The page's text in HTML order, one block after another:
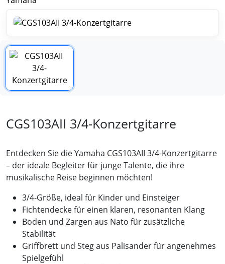
CGS103AII 3/4-Konzertgitarre
Entdecken Sie die Yamaha CGS103AII 3/4-Konzertgitarre
– der ideale Begleiter für junge Talente, die ihre
musikalische Reise beginnen möchten!
3/4-Größe, ideal für Kinder und Einsteiger
Fichtendecke für einen klaren, resonanten Klang
Boden und Zargen aus Nato für zusätzliche
Stabilität
Griffbrett und Steg aus Palisander für angenehmes
Spielgefühl